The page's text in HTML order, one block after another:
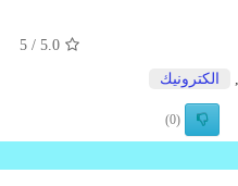
5.0
/ 5
الكترونیك
(0)